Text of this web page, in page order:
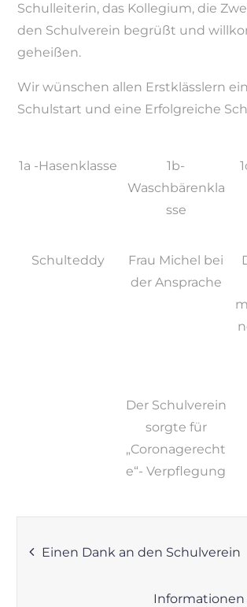
Schulleiterin, das Kollegium, die
den Schulverein begrüßt und
geheißen.
Wir wünschen allen Erstklässlern
Schulstart und eine Erfolgreiche
1a -Hasenklasse
1b-
Waschbärenkla
sse
Schulteddy
Frau Michel bei
der Ansprache
Der Schulverein
sorgte für
„Coronagerecht
e“- Verpflegung
Einen Dank an den Schulverein
Informationen